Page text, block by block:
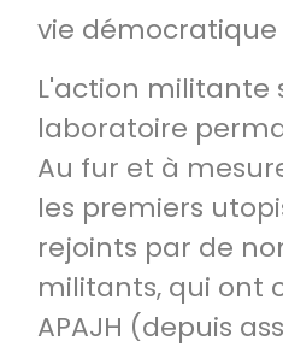
vie démocratique
L'action militante
laboratoire
Au fur et à
les premiers
rejoints par de
militants, qui ont
APAJH (depuis